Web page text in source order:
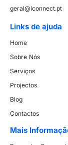
geral@iconnect.pt
Links de ajuda
Home
Sobre Nós
Serviços
Projectos
Blog
Contactos
Mais